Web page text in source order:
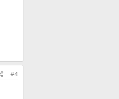
#4